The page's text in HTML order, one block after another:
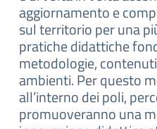
aggiornamento e
sul territorio per una
pratiche didattiche
metodologie,
ambienti. Per questo
all’interno dei poli,
promuoveranno una